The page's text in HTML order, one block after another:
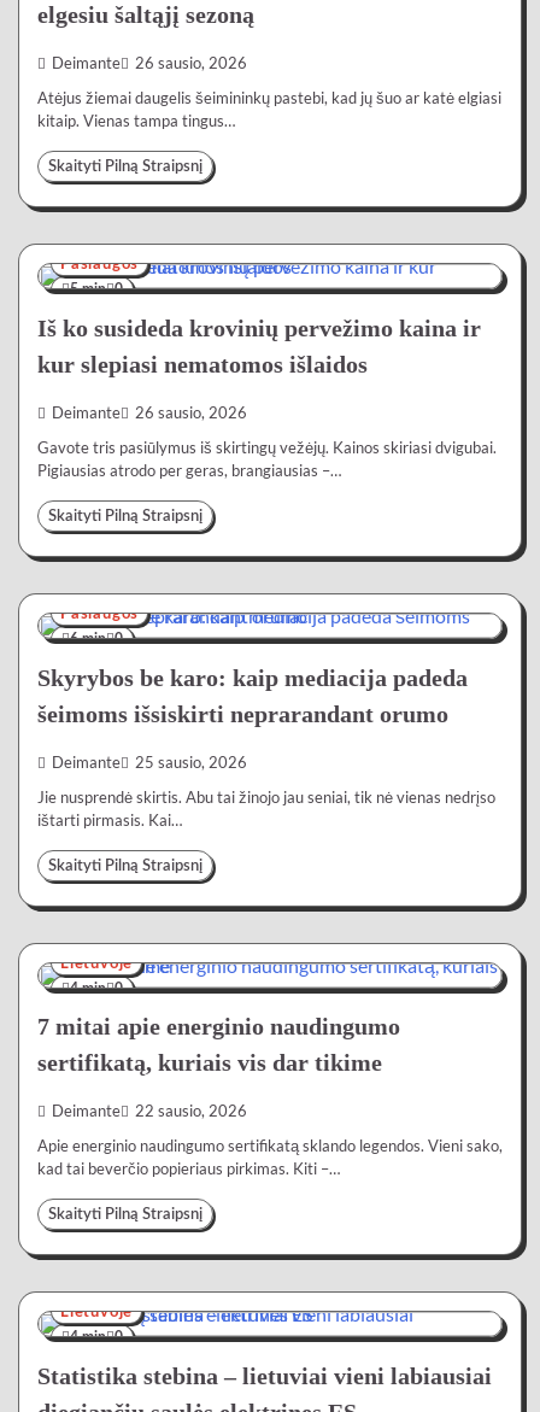
elgesiu šaltąjį sezoną
Deimante 26 sausio, 2026
Atėjus žiemai daugelis šeimininkų pastebi, kad jų šuo ar katė elgiasi
kitaip. Vienas tampa tingus…
Skaityti Pilną Straipsnį
5 min 0
Paslaugos
Iš ko susideda krovinių pervežimo kaina ir
kur slepiasi nematomos išlaidos
Deimante 26 sausio, 2026
Gavote tris pasiūlymus iš skirtingų vežėjų. Kainos skiriasi dvigubai.
Pigiausias atrodo per geras, brangiausias –…
Skaityti Pilną Straipsnį
6 min 0
Paslaugos
Skyrybos be karo: kaip mediacija padeda
šeimoms išsiskirti neprarandant orumo
Deimante 25 sausio, 2026
Jie nusprendė skirtis. Abu tai žinojo jau seniai, tik nė vienas nedrįso
ištarti pirmasis. Kai…
Skaityti Pilną Straipsnį
4 min 0
Lietuvoje
7 mitai apie energinio naudingumo
sertifikatą, kuriais vis dar tikime
Deimante 22 sausio, 2026
Apie energinio naudingumo sertifikatą sklando legendos. Vieni sako,
kad tai beverčio popieriaus pirkimas. Kiti –…
Skaityti Pilną Straipsnį
4 min 0
Lietuvoje
Statistika stebina – lietuviai vieni labiausiai